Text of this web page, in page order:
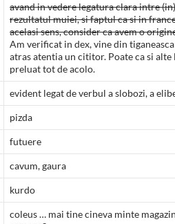
avand in vedere legatura clara intre
rezultatul muiei, si faptul ca si in
acelasi sens, consider ca avem o
Am verificat in dex, vine din
atras atentia un cititor. Poate ca si
preluat tot de acolo.
evident legat de verbul a slobozi, a
pizda
futuere
cavum, gaura
kurdo
coleus … mai tine cineva minte